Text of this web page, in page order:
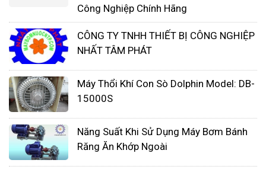
Công Nghiệp Chính Hãng
CÔNG TY TNHH THIẾT BỊ CÔNG NGHIỆP
NHẤT TÂM PHÁT
Máy Thổi Khí Con Sò Dolphin Model: DB-
15000S
Năng Suất Khi Sử Dụng Máy Bơm Bánh
Răng Ăn Khớp Ngoài